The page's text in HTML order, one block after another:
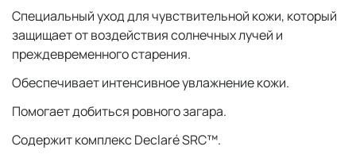
Специальный уход для чувствительной кожи, который
защищает от воздействия солнечных лучей и
преждевременного старения.
Обеспечивает интенсивное увлажнение кожи.
Помогает добиться ровного загара.
Содержит комплекс Declaré SRC™.